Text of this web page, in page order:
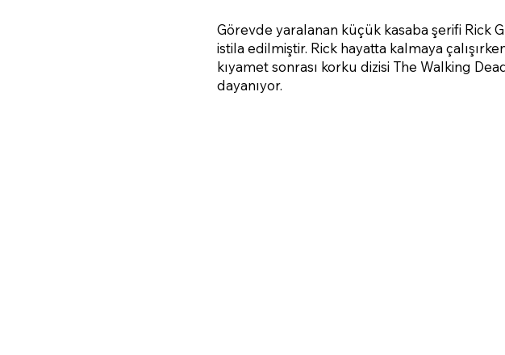
Görevde yaralanan küçük kasaba şerifi Rick
istila edilmiştir. Rick hayatta kalmaya
kıyamet sonrası korku dizisi The Walking
dayanıyor.